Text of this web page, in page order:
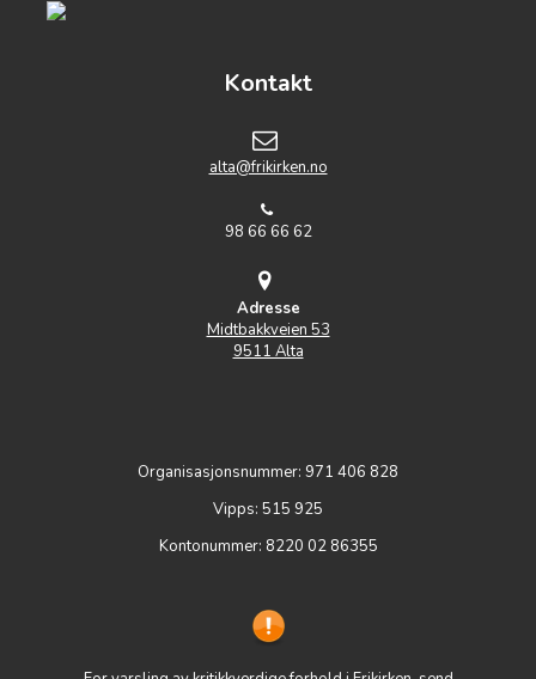
Kontakt
alta@frikirken.no
98 66 66 62
Adresse
Midtbakkveien 53
9511 Alta
Organisasjonsnummer: 971 406 828
Vipps: 515 925
Kontonummer: 8220 02 86355